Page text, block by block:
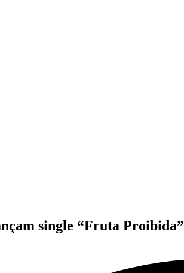
single “Fruta Proibida”